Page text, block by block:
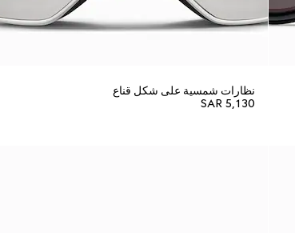
نظارات شمسية على شكل قناع
SAR 5,130